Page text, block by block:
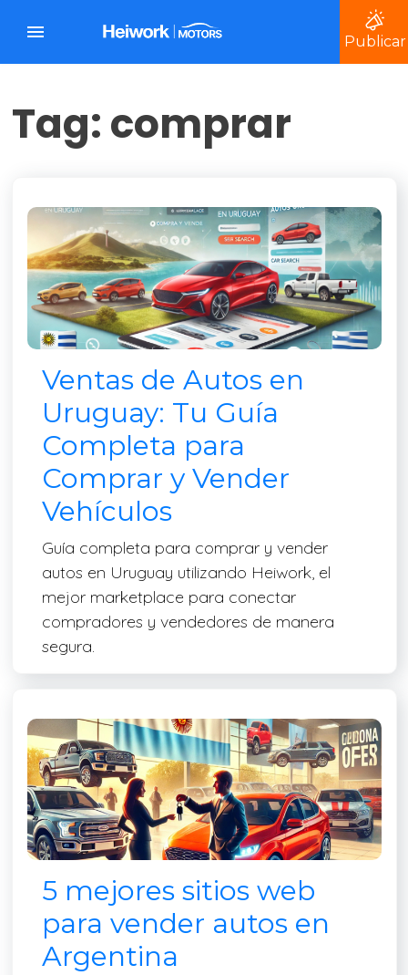
Publicar
Tag: comprar
Ventas de Autos en
Uruguay: Tu Guía
Completa para
Comprar y Vender
Vehículos
Guía completa para comprar y vender
autos en Uruguay utilizando Heiwork, el
mejor marketplace para conectar
compradores y vendedores de manera
segura.
5 mejores sitios web
para vender autos en
Argentina